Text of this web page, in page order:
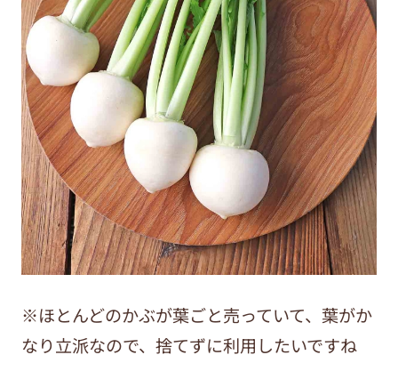
※ほとんどのかぶが葉ごと売っていて、葉がか
なり立派なので、捨てずに利用したいですね